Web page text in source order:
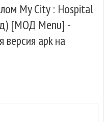
My City : Hospital
[МОД Menu] -
версия apk на